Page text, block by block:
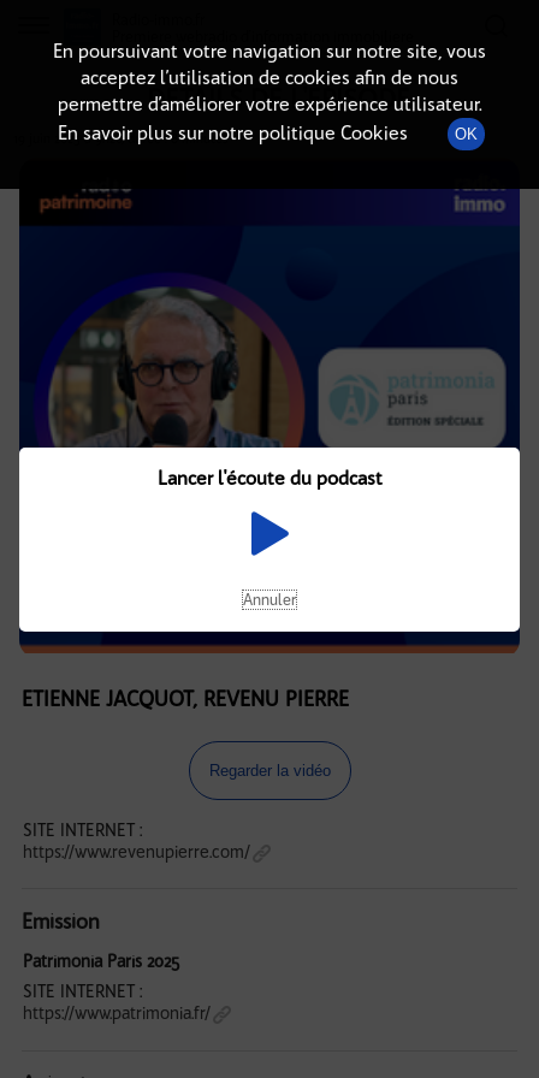
DÉTAILS DE L'ÉPISODE
19 juin 2025 à 9h20, durée : 8 minutes
ETIENNE JACQUOT, REVENU PIERRE
Regarder la vidéo
SITE INTERNET :
https://www.revenupierre.com/
Emission
Patrimonia Paris 2025
SITE INTERNET :
https://www.patrimonia.fr/
En poursuivant votre navigation sur notre site, vous
acceptez l’utilisation de cookies afin de nous
permettre d’améliorer votre expérience utilisateur.
En savoir plus sur notre politique Cookies
OK
Lancer l'écoute du podcast
Annuler